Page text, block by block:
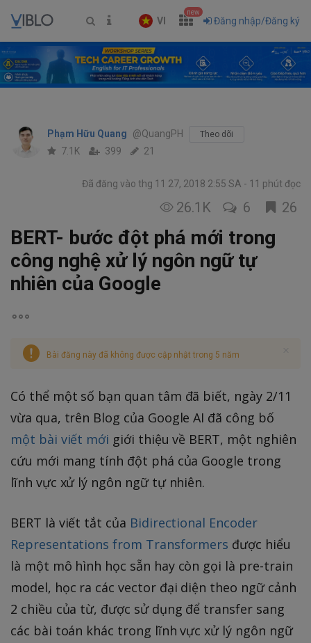
VI
new
Đăng nhập/Đăng ký
Phạm Hữu Quang @QuangPH Theo dõi
7.1K 399 21
Đã đăng vào thg 11 27, 2018 2:55 SA 11 phút đọc
26.1K 6 26
BERT- bước đột phá mới trong
công nghệ xử lý ngôn ngữ tự
nhiên của Google
Bài đăng này đã không được cập nhật trong 5 năm
Có thể một số bạn quan tâm đã biết, ngày 2/11
vừa qua, trên Blog của Google AI đã công bố
một bài viết mới giới thiệu về BERT, một nghiên
cứu mới mang tính đột phá của Google trong
lĩnh vực xử lý ngôn ngữ tự nhiên.
BERT là viết tắt của Bidirectional Encoder
Representations from Transformers được hiểu
là một mô hình học sẵn hay còn gọi là pre-train
model, học ra các vector đại diện theo ngữ cảnh
2 chiều của từ, được sử dụng để transfer sang
các bài toán khác trong lĩnh vực xử lý ngôn ngữ